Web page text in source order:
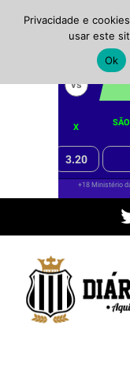
conteúdo
Privacidade e
usar este
Ok